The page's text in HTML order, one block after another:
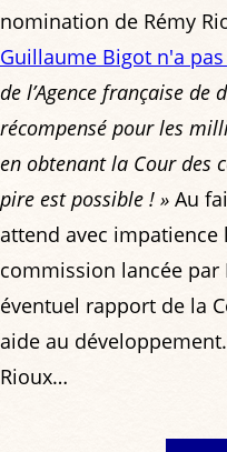
nomination de Rémy
Guillaume Bigot n'a
de l’Agence française de
récompensé pour les
en obtenant la Cour des
pire est possible ! » Au
attend avec impatience
commission lancée
éventuel rapport de la
aide au
Rioux…